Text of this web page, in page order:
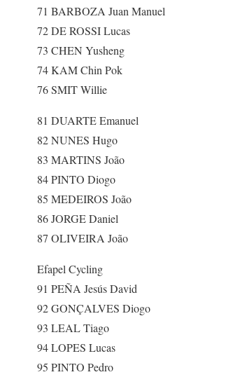
71 BARBOZA Juan Manuel
72 DE ROSSI Lucas
73 CHEN Yusheng
74 KAM Chin Pok
76 SMIT Willie
81 DUARTE Emanuel
82 NUNES Hugo
83 MARTINS João
84 PINTO Diogo
85 MEDEIROS João
86 JORGE Daniel
87 OLIVEIRA João
Efapel Cycling
91 PEÑA Jesús David
92 GONÇALVES Diogo
93 LEAL Tiago
94 LOPES Lucas
95 PINTO Pedro